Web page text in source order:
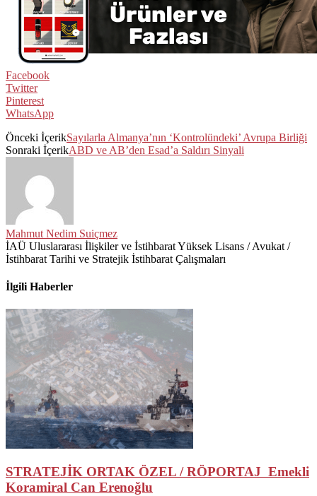
Facebook
Twitter
Pinterest
WhatsApp
Önceki İçerikSayılarla Almanya’nın ‘Kontrolündeki’ Avrupa Birliği
Sonraki İçerikABD ve AB’den Esad’a Saldırı Sinyali
Mahmut Nedim Suiçmez
İAÜ Uluslararası İlişkiler ve İstihbarat Yüksek Lisans / Avukat /
İstihbarat Tarihi ve Stratejik İstihbarat Çalışmaları
İlgili Haberler
STRATEJİK ORTAK ÖZEL / RÖPORTAJ Emekli
Koramiral Can Erenoğlu